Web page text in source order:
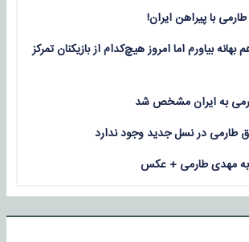
با پیراهن ایران!
بیاورم اما امروز هیچ‌کدام از بازیکنان تمرکز
به ایران مشخص شد
طارمی در نسل جدید وجود ندارد
به مهدی طارمی + عکس